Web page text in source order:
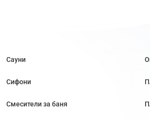
Сауни
Сифони
Смесители за баня